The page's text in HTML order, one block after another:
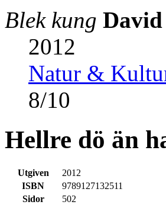
Blek kung David
2012
Natur &
8/10
Hellre dö än
Utgiven
2012
ISBN
9789127132511
Sidor
502